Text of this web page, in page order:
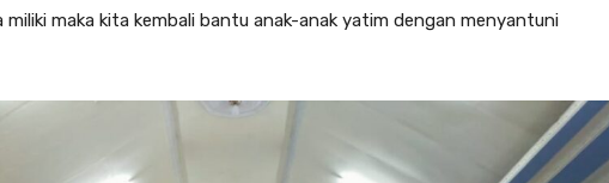
miliki maka kita kembali bantu anak-anak yatim dengan menyantuni